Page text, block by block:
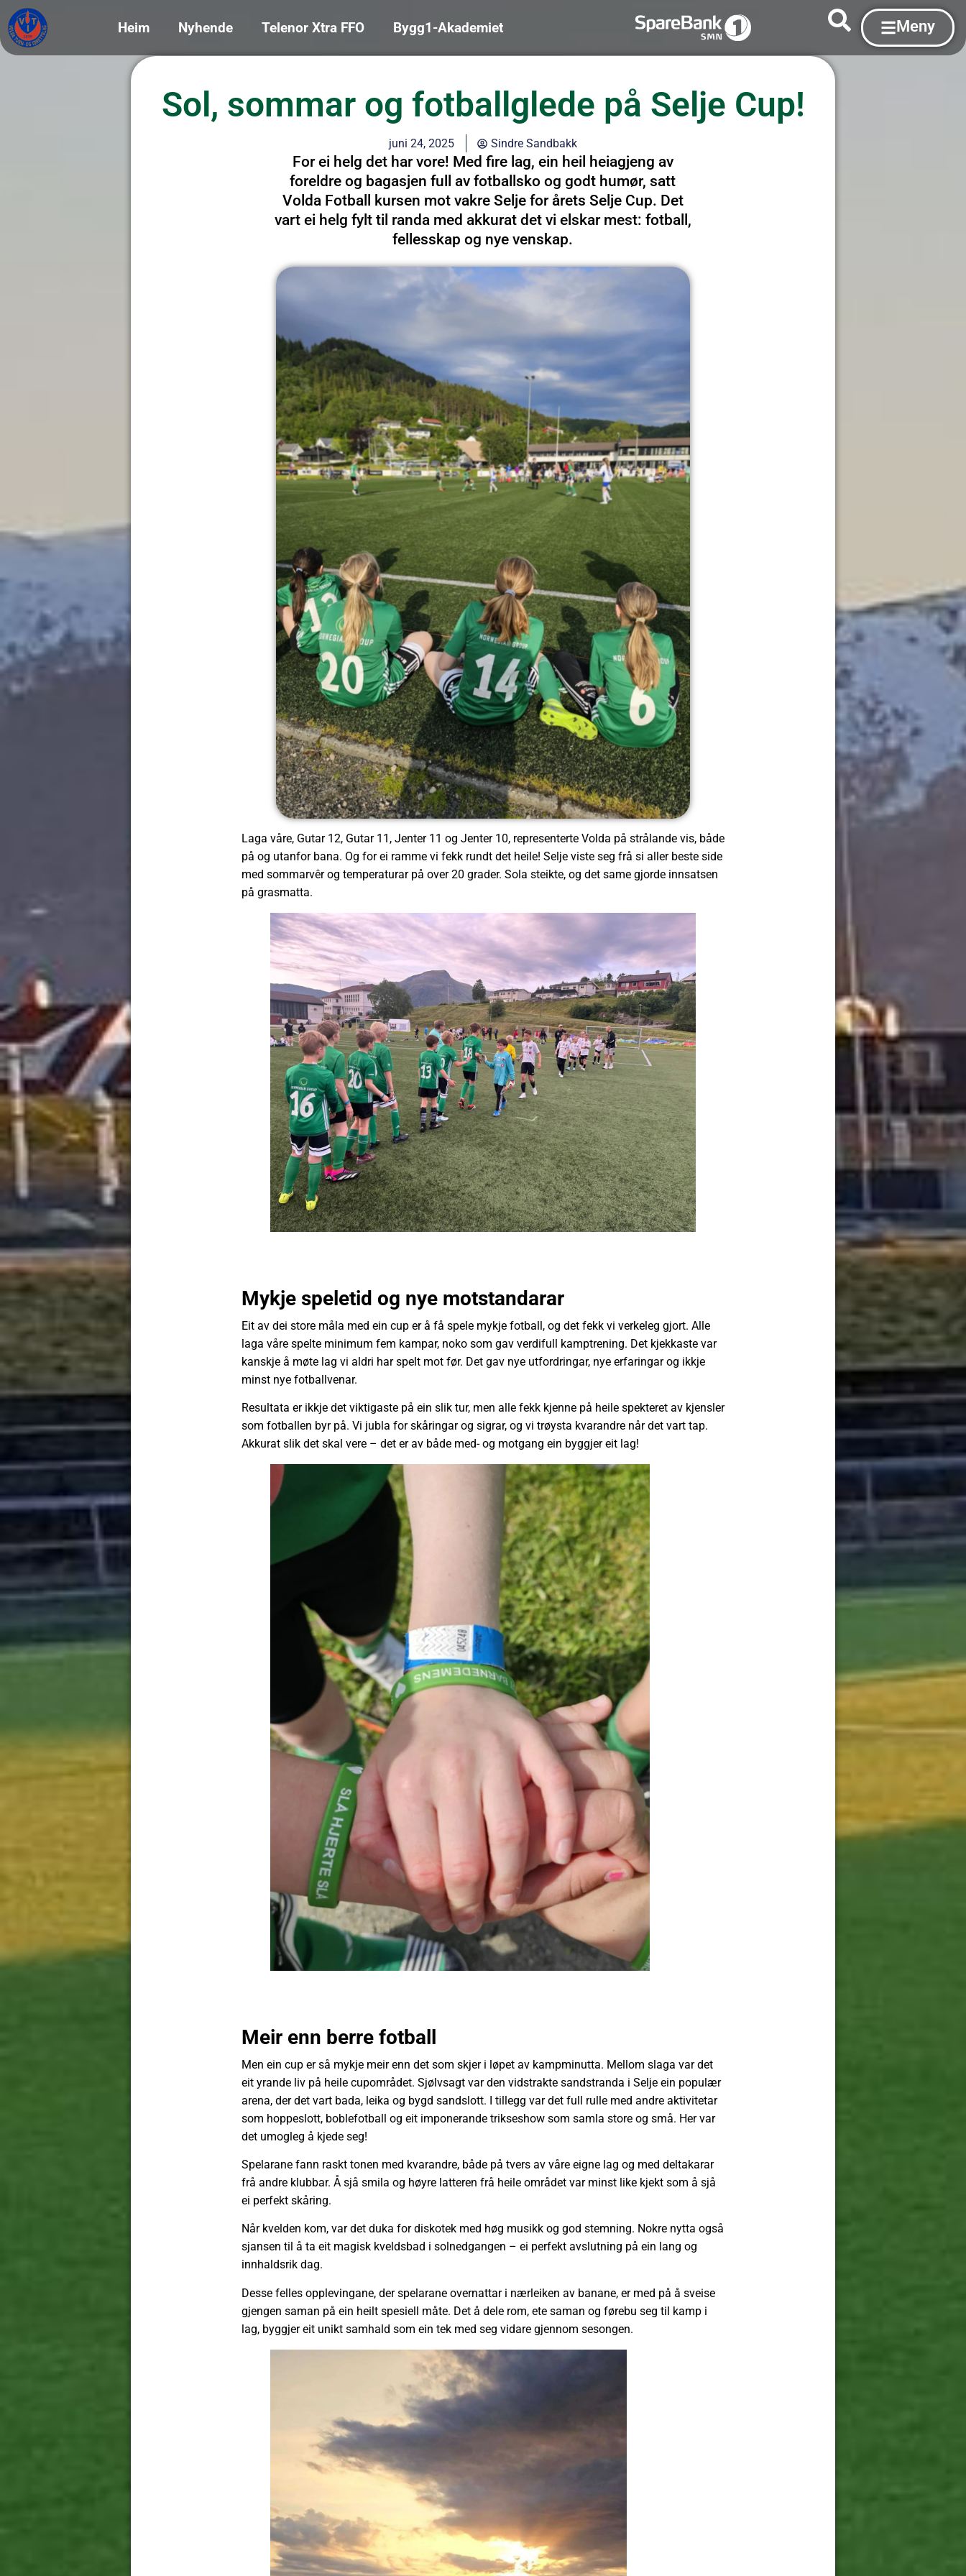
Heim Nyhende Telenor Xtra FFO Bygg1-Akademiet Meny
Sol, sommar og fotballglede på Selje Cup!
juni 24, 2025 Sindre Sandbakk
For ei helg det har vore! Med fire lag, ein heil heiagjeng av
foreldre og bagasjen full av fotballsko og godt humør, satt
Volda Fotball kursen mot vakre Selje for årets Selje Cup. Det
vart ei helg fylt til randa med akkurat det vi elskar mest: fotball,
fellesskap og nye venskap.
Laga våre, Gutar 12, Gutar 11, Jenter 11 og Jenter 10, representerte Volda på strålande vis, både
på og utanfor bana. Og for ei ramme vi fekk rundt det heile! Selje viste seg frå si aller beste side
med sommarvêr og temperaturar på over 20 grader. Sola steikte, og det same gjorde innsatsen
på grasmatta.
Mykje speletid og nye motstandarar
Eit av dei store måla med ein cup er å få spele mykje fotball, og det fekk vi verkeleg gjort. Alle
laga våre spelte minimum fem kampar, noko som gav verdifull kamptrening. Det kjekkaste var
kanskje å møte lag vi aldri har spelt mot før. Det gav nye utfordringar, nye erfaringar og ikkje
minst nye fotballvenar.
Resultata er ikkje det viktigaste på ein slik tur, men alle fekk kjenne på heile spekteret av kjensler
som fotballen byr på. Vi jubla for skåringar og sigrar, og vi trøysta kvarandre når det vart tap.
Akkurat slik det skal vere – det er av både med- og motgang ein byggjer eit lag!
Meir enn berre fotball
Men ein cup er så mykje meir enn det som skjer i løpet av kampminutta. Mellom slaga var det
eit yrande liv på heile cupområdet. Sjølvsagt var den vidstrakte sandstranda i Selje ein populær
arena, der det vart bada, leika og bygd sandslott. I tillegg var det full rulle med andre aktivitetar
som hoppeslott, boblefotball og eit imponerande trikseshow som samla store og små. Her var
det umogleg å kjede seg!
Spelarane fann raskt tonen med kvarandre, både på tvers av våre eigne lag og med deltakarar
frå andre klubbar. Å sjå smila og høyre latteren frå heile området var minst like kjekt som å sjå
ei perfekt skåring.
Når kvelden kom, var det duka for diskotek med høg musikk og god stemning. Nokre nytta også
sjansen til å ta eit magisk kveldsbad i solnedgangen – ei perfekt avslutning på ein lang og
innhaldsrik dag.
Desse felles opplevingane, der spelarane overnattar i nærleiken av banane, er med på å sveise
gjengen saman på ein heilt spesiell måte. Det å dele rom, ete saman og førebu seg til kamp i
lag, byggjer eit unikt samhald som ein tek med seg vidare gjennom sesongen.